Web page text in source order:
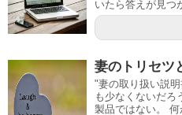
いたら答えが見つ
妻のトリセツ
"妻の取り扱い説
も少なくないだろ
製品ではない。 何